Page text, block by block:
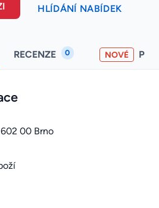
HLÍDÁNÍ NABÍDEK
RECENZE 0 NOVÉ
00 Brno